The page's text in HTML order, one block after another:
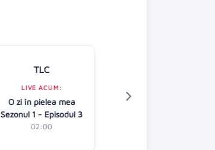
TLC
LIVE ACUM:
O zi în pielea mea
Sezonul 1 - Episodul 3
02:00